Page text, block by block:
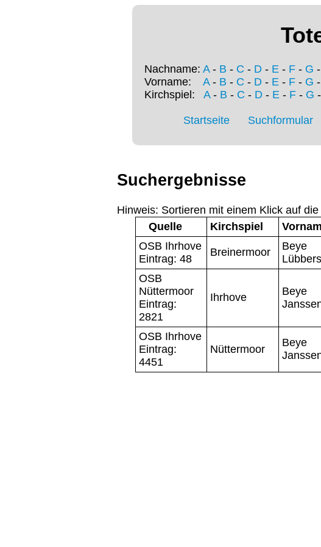
Nachname: A- B - C - D - E - F - G -
Vorname: A- B - C - D - E - F - G -
Kirchspiel: A- B - C - D- E- F- G -
Startseite Suchformular
Suchergebnisse
Hinweis: Sortieren mit einem Klick auf
Quelle
Kirchspiel
OSB Ihrhove
Eintrag: 48
Breinermoor
Beye
Lübbers
OSB
Nüttermoor
Eintrag:
2821
Ihrhove
Beye
OSB Ihrhove
Eintrag:
4451
Nüttermoor
Beye